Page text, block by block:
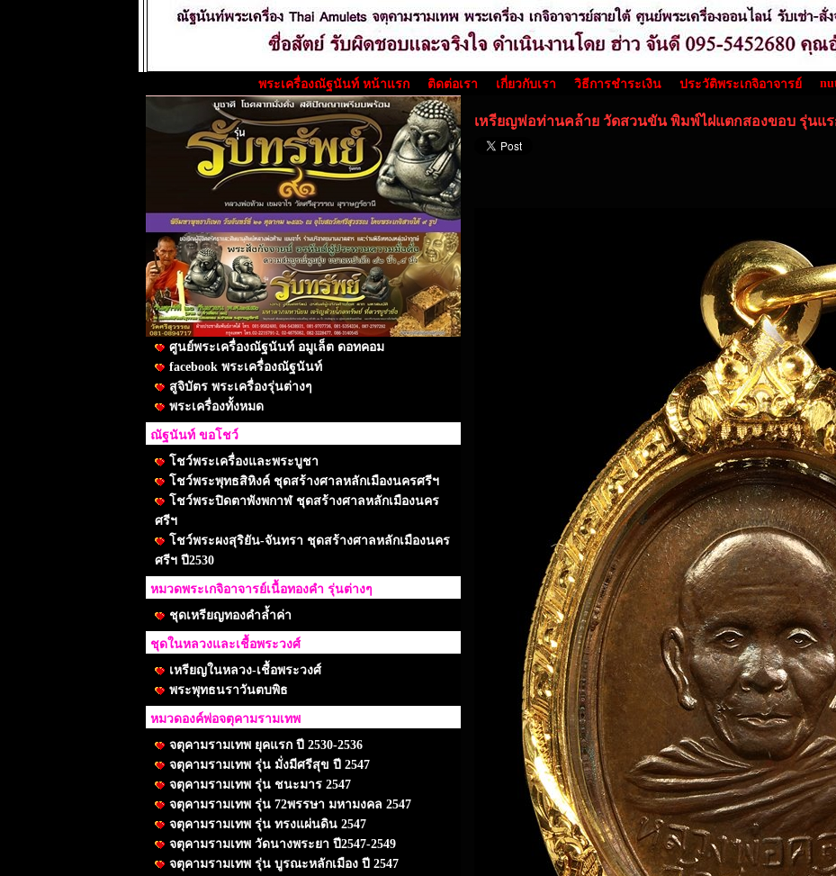
พระเครื่องณัฐนันท์ หน้าแรก ติดต่อเรา เกี่ยวกับเรา วิธีการชำระเงิน ประวัติพระเกจิอาจารย์
ศูนย์พระเครื่องณัฐนันท์ อมูเล็ต ดอทคอม
facebook พระเครื่องณัฐนันท์
สูจิบัตร พระเครื่องรุ่นต่างๆ
พระเครื่องทั้งหมด
ณัฐนันท์ ขอโชว์
โชว์พระเครื่องและพระบูชา
โชว์พระพุทธสิหิงค์ ชุดสร้างศาลหลักเมืองนครศรีฯ
โชว์พระปิดตาพังพกาฬ ชุดสร้างศาลหลักเมืองนคร
ศรีฯ
โชว์พระผงสุริยัน-จันทรา ชุดสร้างศาลหลักเมืองนคร
ศรีฯ ปี2530
หมวดพระเกจิอาจารย์เนื้อทองคำ รุ่นต่างๆ
ชุดเหรียญทองคำล้ำค่า
ชุดในหลวงและเชื้อพระวงศ์
เหรียญในหลวง-เชื้อพระวงศ์
พระพุทธนราวันตบพิธ
หมวดองค์พ่อจตุคามรามเทพ
จตุคามรามเทพ ยุคแรก ปี 2530-2536
จตุคามรามเทพ รุ่น มั่งมีศรีสุข ปี 2547
จตุคามรามเทพ รุ่น ชนะมาร 2547
จตุคามรามเทพ รุ่น 72พรรษา มหามงคล 2547
จตุคามรามเทพ รุ่น ทรงแผ่นดิน 2547
จตุคามรามเทพ วัดนางพระยา ปี2547-2549
จตุคามรามเทพ รุ่น บูรณะหลักเมือง ปี 2547
เหรียญพ่อท่านคล้าย วัดสวนขัน พิมพ์ไฝแตกสองขอบ รุ่นแร